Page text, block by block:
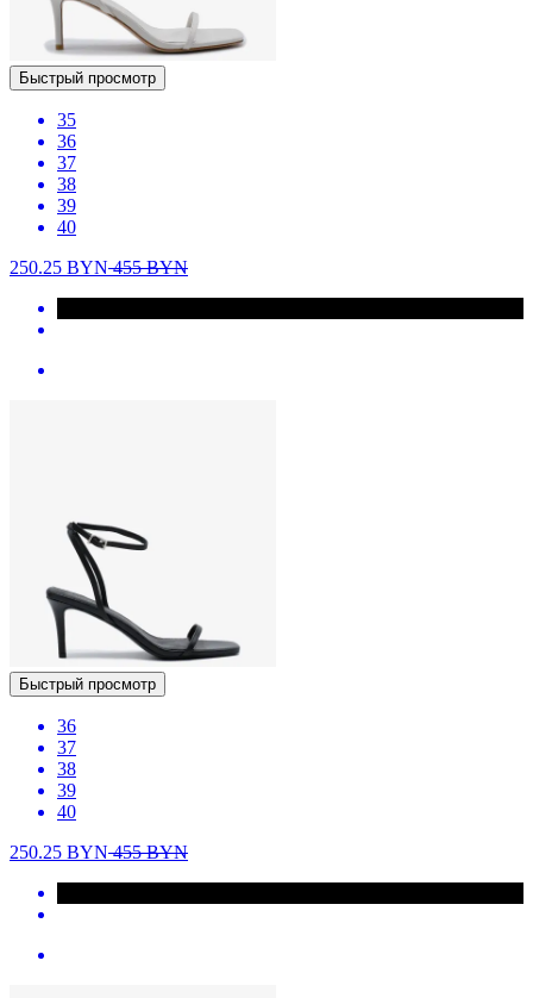
Быстрый просмотр
35
36
37
38
39
40
250.25 BYN455BYN
Быстрый просмотр
36
37
38
39
40
250.25 BYN455BYN